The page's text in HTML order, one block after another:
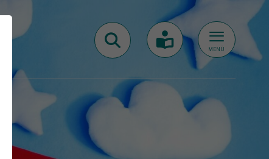
MENÜ